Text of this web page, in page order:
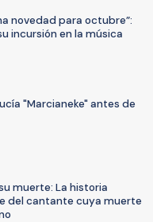
novedad para octubre”:
incursión en la música
"Marcianeke" antes de
muerte: La historia
del cantante cuya muerte